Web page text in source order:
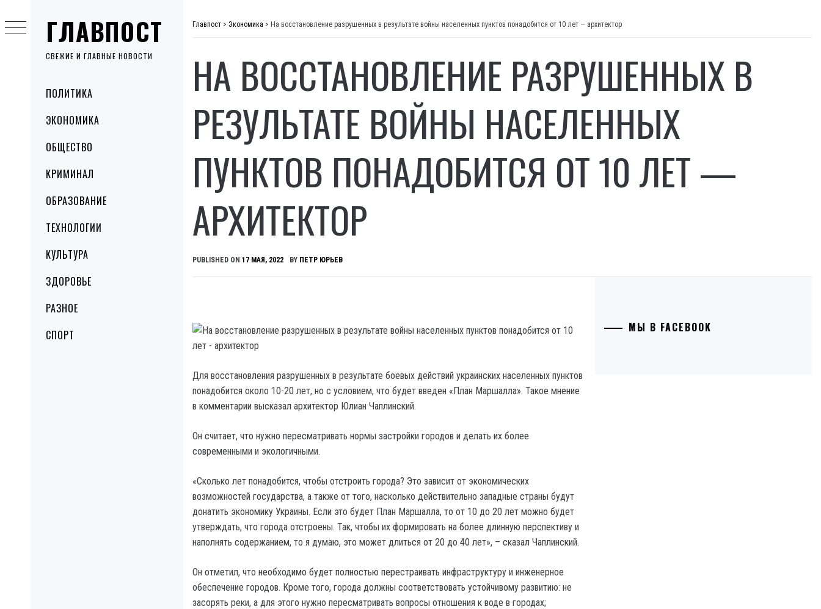
ГЛАВПОСТ
СВЕЖИЕ И ГЛАВНЫЕ НОВОСТИ
MenuПОЛИТИКА
ЭКОНОМИКА
ОБЩЕСТВО
КРИМИНАЛ
ОБРАЗОВАНИЕ
ТЕХНОЛОГИИ
КУЛЬТУРА
ЗДОРОВЬЕ
РАЗНОЕ
СПОРТ
to
content
Главпост > Экономика > На восстановление разрушенных в результате войны населенных пунктов понадобится от 10 лет — архитектор
НА ВОССТАНОВЛЕНИЕ РАЗРУШЕННЫХ В
РЕЗУЛЬТАТЕ ВОЙНЫ НАСЕЛЕННЫХ
ПУНКТОВ ПОНАДОБИТСЯ ОТ 10 ЛЕТ —
АРХИТЕКТОР
PUBLISHED ON 17 МАЯ, 2022 BY ПЕТР ЮРЬЕВ
Для восстановления разрушенных в результате боевых действий украинских населенных пунктов
понадобится около 10-20 лет, но с условием, что будет введен «План Маршалла». Такое мнение
в комментарии высказал архитектор Юлиан Чаплинский.
Он считает, что нужно пересматривать нормы застройки городов и делать их более
современными и экологичными.
«Сколько лет понадобится, чтобы отстроить города? Это зависит от экономических
возможностей государства, а также от того, насколько действительно западные страны будут
донатить экономику Украины. Если это будет План Маршалла, то от 10 до 20 лет можно будет
утверждать, что города отстроены. Так, чтобы их формировать на более длинную перспективу и
наполнять содержанием, то я думаю, это может длиться от 20 до 40 лет», – сказал Чаплинский.
Он отметил, что необходимо будет полностью перестраивать инфраструктуру и инженерное
обеспечение городов. Кроме того, города должны соответствовать устойчивому развитию: не
засорять реки, а для этого нужно пересматривать вопросы отношения к воде в городах;
МЫ В FACEBOOK